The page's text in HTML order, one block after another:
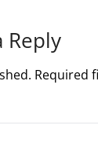
Reply
Required